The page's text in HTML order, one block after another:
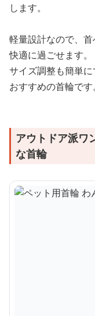
します。
軽量設計なので、
快適に過ごせます。
サイズ調整も簡単
おすすめの首輪です。
アウトドア派ワ
な首輪